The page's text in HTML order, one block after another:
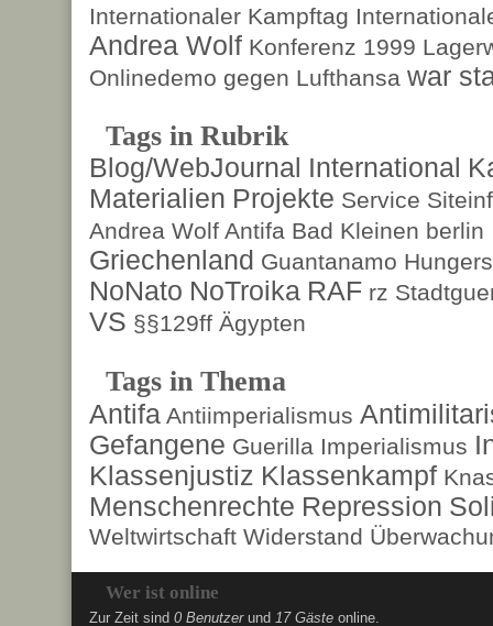
Internationaler Kampftag
Andrea Wolf Konferenz 1999
Onlinedemo gegen Lufthansa war
Tags in Rubrik
Blog/WebJournal International
Materialien Projekte Service
Andrea Wolf Antifa Bad Kleinen berlin
Griechenland Guantanamo
NoNato NoTroika RAF rz
VS §§129ff Ägypten
Tags in Thema
Antifa Antiimperialismus
Gefangene Guerilla Imperialismus
Klassenjustiz Klassenkampf
Menschenrechte Repression
Weltwirtschaft Widerstand
Wer ist online
Zur Zeit sind 0 Benutzerund 17 Gäste online.